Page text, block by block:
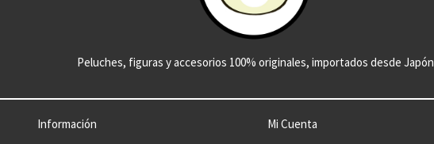
Peluches, figuras y accesorios 100% originales, importados desde Japón
Información Mi Cuenta